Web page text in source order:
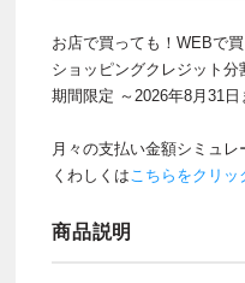
お店で買っても！WEBで
ショッピングクレジット分
期間限定 ～2026年8月31日
月々の支払い金額シミュレ
くわしくはこちらをクリッ
商品説明